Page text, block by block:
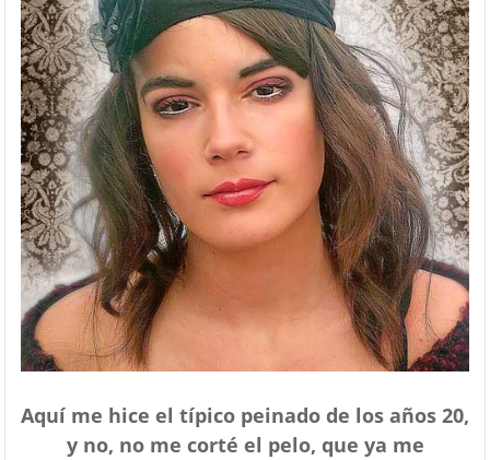
Aquí me hice el típico peinado de los años 20,
y no, no me corté el pelo, que ya me